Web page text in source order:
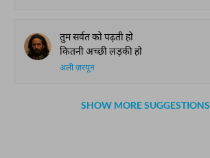
तुम सर्वत को पढ़ती हो
कितनी अच्छी लड़की हो
अली ज़रयून
SHOW MORE SUGGESTIONS